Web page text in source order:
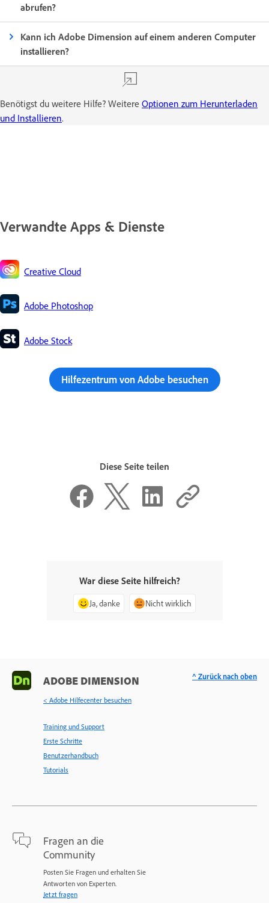
abrufen?
Kann ich Adobe Dimension auf einem anderen Computer
installieren?
Benötigst du weitere Hilfe? Weitere Optionen zum Herunterladen
und Installieren.
Verwandte Apps & Dienste
Creative Cloud
Adobe Photoshop
Adobe Stock
Hilfezentrum von Adobe besuchen
Diese Seite teilen
War diese Seite hilfreich?
Ja, danke Nicht wirklich
ADOBE DIMENSION
< Adobe Hilfecenter besuchen
Training und Support
Erste Schritte
Benutzerhandbuch
Tutorials
Fragen an die
Community
Posten Sie Fragen und erhalten Sie
Antworten von Experten.
Jetzt fragen
^ Zurück nach oben